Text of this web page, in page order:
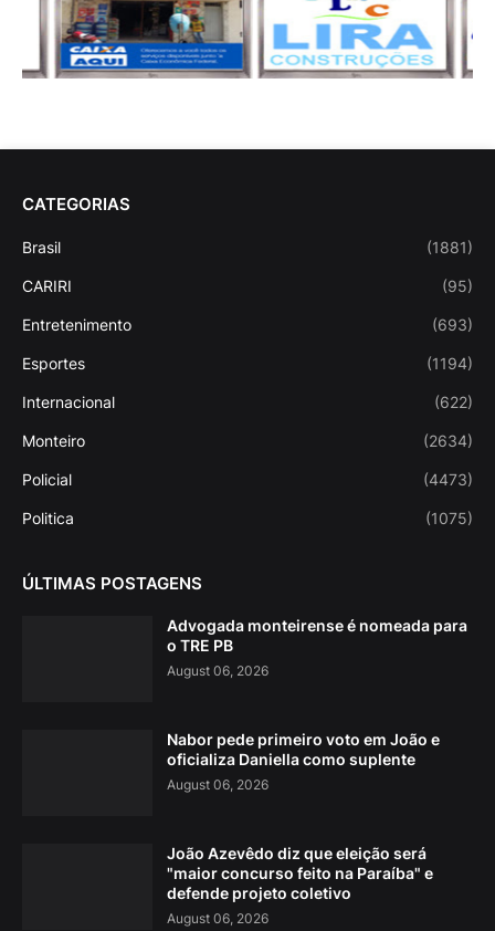
CATEGORIAS
Brasil (1881)
CARIRI (95)
Entretenimento (693)
Esportes (1194)
Internacional (622)
Monteiro (2634)
Policial (4473)
Politica (1075)
ÚLTIMAS POSTAGENS
Advogada monteirense é nomeada para
o TRE PB
August 06, 2026
Nabor pede primeiro voto em João e
oficializa Daniella como suplente
August 06, 2026
João Azevêdo diz que eleição será
"maior concurso feito na Paraíba" e
defende projeto coletivo
August 06, 2026